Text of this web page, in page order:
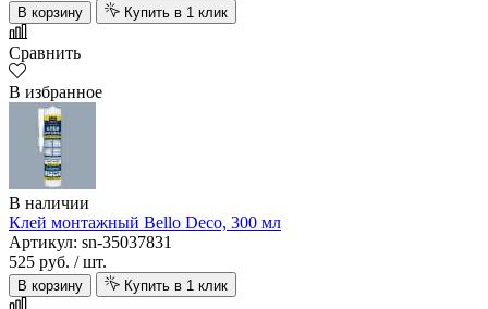
В корзину Купить в 1 клик
Сравнить
В избранное
В наличии
Клей монтажный Bello Deco, 300 мл
Артикул: sn-35037831
525 руб. / шт.
В корзину Купить в 1 клик